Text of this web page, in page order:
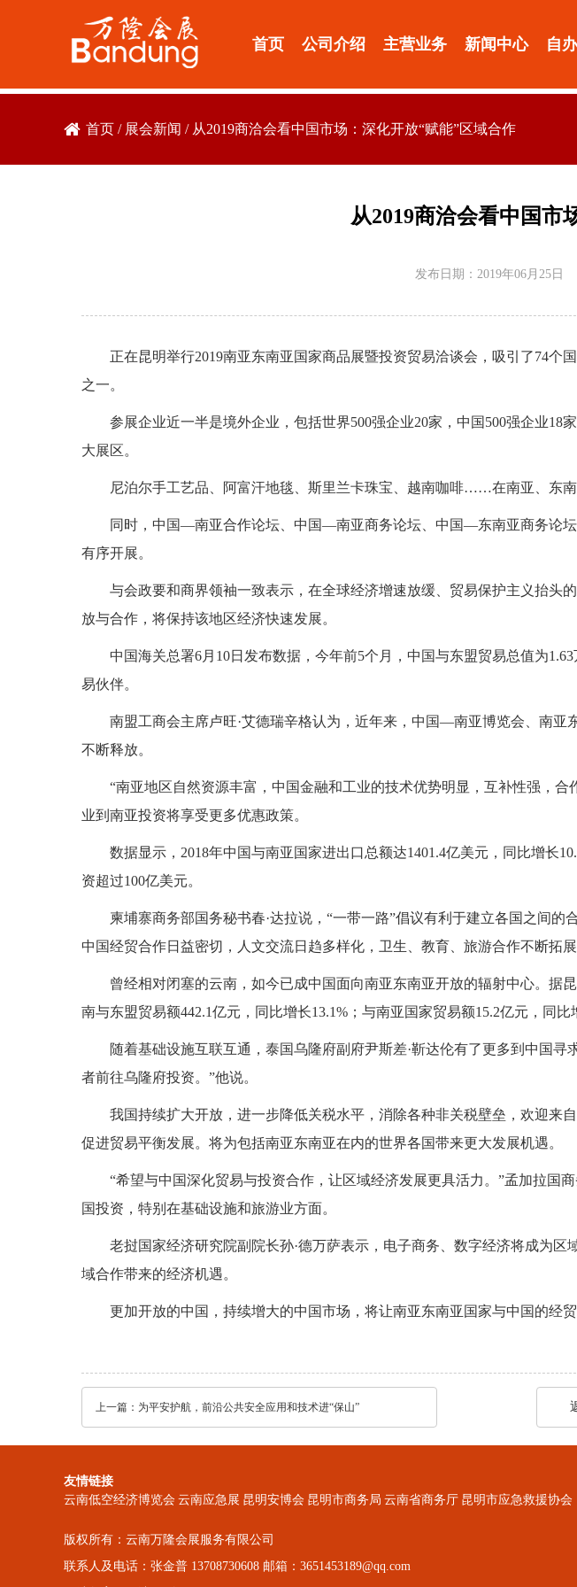
首页 公司介绍 主营业务 新闻中心 自
首页 / 展会新闻 / 从2019商洽会看中国市场：深化开放“赋能”区域合作
从2019商洽会看中国市
发布日期：2019年06月25日
正在昆明举行2019南亚东南亚国家商品展暨投资贸易洽谈会，吸引了74
之一。
参展企业近一半是境外企业，包括世界500强企业20家，中国500强企业
大展区。
尼泊尔手工艺品、阿富汗地毯、斯里兰卡珠宝、越南咖啡……在南亚、东
同时，中国—南亚合作论坛、中国—南亚商务论坛、中国—东南亚商务论
有序开展。
与会政要和商界领袖一致表示，在全球经济增速放缓、贸易保护主义抬头
放与合作，将保持该地区经济快速发展。
中国海关总署6月10日发布数据，今年前5个月，中国与东盟贸易总值为
易伙伴。
南盟工商会主席卢旺·艾德瑞辛格认为，近年来，中国—南亚博览会、南
不断释放。
“南亚地区自然资源丰富，中国金融和工业的技术优势明显，互补性强，
业到南亚投资将享受更多优惠政策。
数据显示，2018年中国与南亚国家进出口总额达1401.4亿美元，同比增长
资超过100亿美元。
柬埔寨商务部国务秘书春·达拉说，“一带一路”倡议有利于建立各国之间
中国经贸合作日益密切，人文交流日趋多样化，卫生、教育、旅游合作不断拓展
曾经相对闭塞的云南，如今已成中国面向南亚东南亚开放的辐射中心。据
南与东盟贸易额442.1亿元，同比增长13.1%；与南亚国家贸易额15.2亿元，同比
随着基础设施互联互通，泰国乌隆府副府尹斯差·靳达伦有了更多到中国
者前往乌隆府投资。”他说。
我国持续扩大开放，进一步降低关税水平，消除各种非关税壁垒，欢迎来
促进贸易平衡发展。将为包括南亚东南亚在内的世界各国带来更大发展机遇。
“希望与中国深化贸易与投资合作，让区域经济发展更具活力。”孟加拉国
国投资，特别在基础设施和旅游业方面。
老挝国家经济研究院副院长孙·德万萨表示，电子商务、数字经济将成为
域合作带来的经济机遇。
更加开放的中国，持续增大的中国市场，将让南亚东南亚国家与中国的经
上一篇： 为平安护航，前沿公共安全应用和技术进“保山”
友情链接
云南低空经济博览会 云南应急展 昆明安博会 昆明市商务局 云南省商务厅 昆明市应急救援协会
版权所有：云南万隆会展服务有限公司
联系人及电话：张金普 13708730608 邮箱：3651453189@qq.com